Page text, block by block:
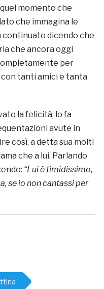
momento che
che immagina le
continuato dicendo che
che ancora oggi
per
tanti amici e tanta
la felicità, lo fa
avute in
così, a detta sua molti
che a lui. Parlando
“Lui è timidissimo,
se io non cantassi per